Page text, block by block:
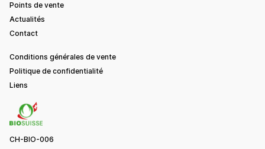
Points de vente
Actualités
Contact
Conditions générales de vente
Politique de confidentialité
Liens
CH-BIO-006